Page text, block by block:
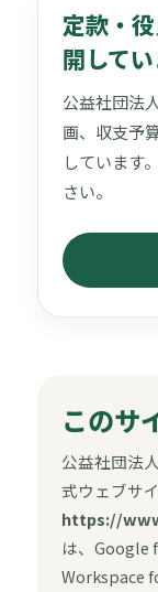
定款・
開して
公益社団法
画、収支予
しています
さい。
このサ
公益社団法
式ウェブサイ
https://
は、Google
Workspace